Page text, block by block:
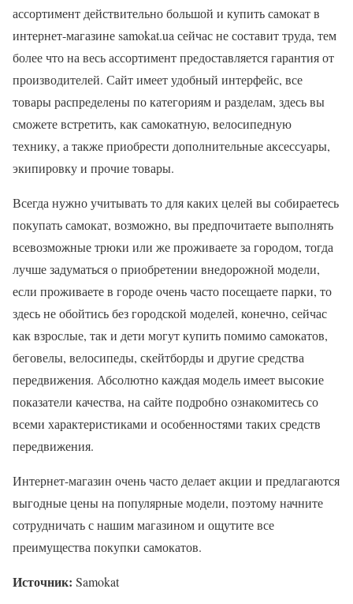
ассортимент действительно большой и купить самокат в
интернет-магазине samokat.ua сейчас не составит труда, тем
более что на весь ассортимент предоставляется гарантия от
производителей. Сайт имеет удобный интерфейс, все
товары распределены по категориям и разделам, здесь вы
сможете встретить, как самокатную, велосипедную
технику, а также приобрести дополнительные аксессуары,
экипировку и прочие товары.
Всегда нужно учитывать то для каких целей вы собираетесь
покупать самокат, возможно, вы предпочитаете выполнять
всевозможные трюки или же проживаете за городом, тогда
лучше задуматься о приобретении внедорожной модели,
если проживаете в городе очень часто посещаете парки, то
здесь не обойтись без городской моделей, конечно, сейчас
как взрослые, так и дети могут купить помимо самокатов,
беговелы, велосипеды, скейтборды и другие средства
передвижения. Абсолютно каждая модель имеет высокие
показатели качества, на сайте подробно ознакомитесь со
всеми характеристиками и особенностями таких средств
передвижения.
Интернет-магазин очень часто делает акции и предлагаются
выгодные цены на популярные модели, поэтому начните
сотрудничать с нашим магазином и ощутите все
преимущества покупки самокатов.
Источник: Samokat